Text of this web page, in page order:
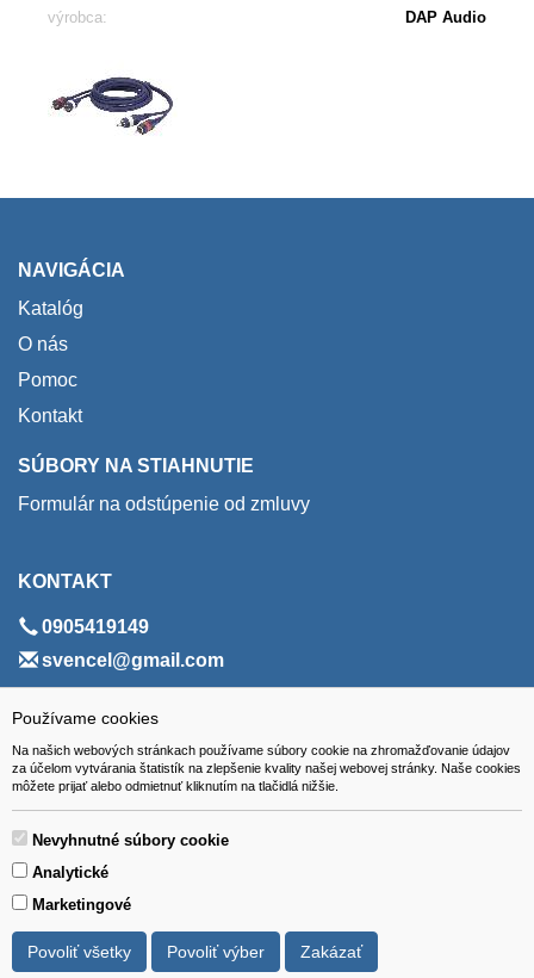
Používame cookies
Na našich webových stránkach používame súbory cookie na zhromažďovanie údajov
za účelom vytvárania štatistík na zlepšenie kvality našej webovej stránky. Naše cookies
môžete prijať alebo odmietnuť kliknutím na tlačidlá nižšie.
Nevyhnutné súbory cookie
Analytické
Marketingové
Povoliť všetky Povoliť výber Zakázať
výrobca:
DAP Audio
NAVIGÁCIA
Katalóg
O nás
Pomoc
Kontakt
SÚBORY NA STIAHNUTIE
Formulár na odstúpenie od zmluvy
KONTAKT
0905419149
svencel@gmail.com
ADRESA
VEST - tech s.r.o.
Hviezdoslavova 280/6, 965 01 Žiar nad Hronom
Slovakia (Slovak Republic)
Všetky ceny sú uvádzané vrátane DPH.